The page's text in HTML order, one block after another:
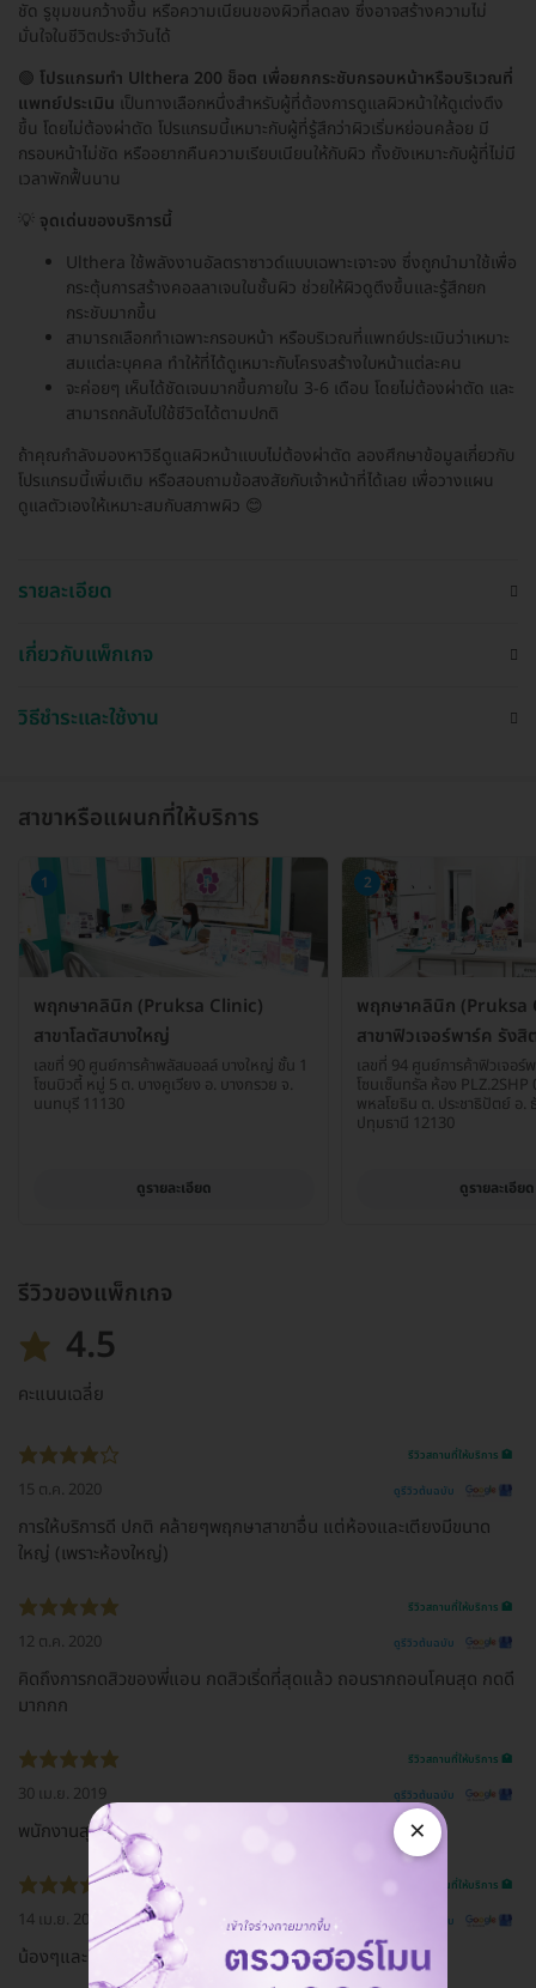
ชัด รูขุมขนกว้างขึ้น หรือความเนียนของผิวที่ลดลง ซึ่งอาจสร้างความไม่
มั่นใจในชีวิตประจำวันได้
🟢 โปรแกรมทำ Ulthera 200 ช็อต เพื่อยกกระชับกรอบหน้าหรือบริเวณที่
แพทย์ประเมิน เป็นทางเลือกหนึ่งสำหรับผู้ที่ต้องการดูแลผิวหน้าให้ดูเต่งตึง
ขึ้น โดยไม่ต้องผ่าตัด โปรแกรมนี้เหมาะกับผู้ที่รู้สึกว่าผิวเริ่มหย่อนคล้อย มี
กรอบหน้าไม่ชัด หรืออยากคืนความเรียบเนียนให้กับผิว ทั้งยังเหมาะกับผู้ที่ไม่มี
เวลาพักฟื้นนาน
💡 จุดเด่นของบริการนี้
Ulthera ใช้พลังงานอัลตราซาวด์แบบเฉพาะเจาะจง ซึ่งถูกนำมาใช้เพื่อ
กระตุ้นการสร้างคอลลาเจนในชั้นผิว ช่วยให้ผิวดูตึงขึ้นและรู้สึกยก
กระชับมากขึ้น
สามารถเลือกทำเฉพาะกรอบหน้า หรือบริเวณที่แพทย์ประเมินว่าเหมาะ
สมแต่ละบุคคล ทำให้ที่ได้ดูเหมาะกับโครงสร้างใบหน้าแต่ละคน
จะค่อยๆ เห็นได้ชัดเจนมากขึ้นภายใน 3-6 เดือน โดยไม่ต้องผ่าตัด และ
สามารถกลับไปใช้ชีวิตได้ตามปกติ
ถ้าคุณกำลังมองหาวิธีดูแลผิวหน้าแบบไม่ต้องผ่าตัด ลองศึกษาข้อมูลเกี่ยวกับ
โปรแกรมนี้เพิ่มเติม หรือสอบถามข้อสงสัยกับเจ้าหน้าที่ได้เลย เพื่อวางแผน
ดูแลตัวเองให้เหมาะสมกับสภาพผิว 😊
รายละเอียด
เกี่ยวกับแพ็กเกจ
วิธีชำระและใช้งาน
สาขาหรือแผนกที่ให้บริการ
1
พฤกษาคลินิก (Pruksa Clinic)
สาขาโลตัสบางใหญ่
เลขที่ 90 ศูนย์การค้าพลัสมอลล์ บางใหญ่ ชั้น 1
โซนบิวตี้ หมู่ 5 ต. บางคูเวียง อ. บางกรวย จ.
นนทบุรี 11130
ดูรายละเอียด
2
พฤกษาคลินิก (Pruksa
สาขาฟิวเจอร์พาร์ค รังสิ
เลขที่ 94 ศูนย์การค้าฟิวเจอร์
โซนเซ็นทรัล ห้อง PLZ.2SHP
พหลโยธิน ต. ประชาธิปัตย์ อ.
ปทุมธานี 12130
ดูรายละเอียด
รีวิวของแพ็กเกจ
4.5
คะแนนเฉลี่ย
รีวิวสถานที่ให้บริการ 🏥
15 ต.ค. 2020 ดูรีวิวต้นฉบับ
การให้บริการดี ปกติ คล้ายๆพฤกษาสาขาอื่น แต่ห้องและเตียงมีขนาด
ใหญ่ (เพราะห้องใหญ่)
รีวิวสถานที่ให้บริการ 🏥
12 ต.ค. 2020 ดูรีวิวต้นฉบับ
คิดถึงการกดสิวของพี่แอน กดสิวเริ่ดที่สุดแล้ว ถอนรากถอนโคนสุด กดดี
มากกก
รีวิวสถานที่ให้บริการ 🏥
30 เม.ย. 2019 ดูรีวิวต้นฉบับ
พนักงานสุภาพ​ บริการดีค่ะ
รีวิวสถานที่ให้บริการ 🏥
14 เม.ย. 2019 ดูรีวิวต้นฉบับ
น้องๆและคุณหมอน่ารักมากคร้า
×